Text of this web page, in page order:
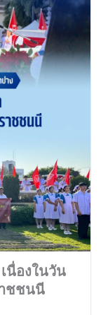
นื่องในวัน
ชชนนี